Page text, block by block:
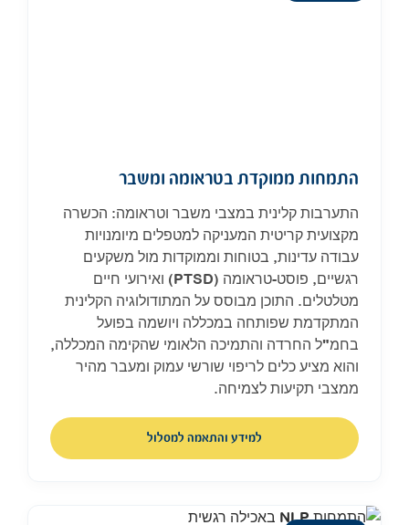
התמחות ממוקדת בטראומה ומשבר
התערבות קלינית במצבי משבר וטראומה: הכשרה
מקצועית קריטית המעניקה למטפלים מיומנויות
עבודה עדינות, בטוחות וממוקדות מול משקעים
רגשיים, פוסט-טראומה (PTSD) ואירועי חיים
מטלטלים. התוכן מבוסס על המתודולוגיה הקלינית
המתקדמת שפותחה במכללה ויושמה בפועל
בחמ"ל החרדה והתמיכה הלאומי שהקימה המכללה,
והוא מציע כלים לריפוי שורשי עמוק ומעבר מהיר
ממצבי תקיעות לצמיחה.
למידע והתאמה למסלול